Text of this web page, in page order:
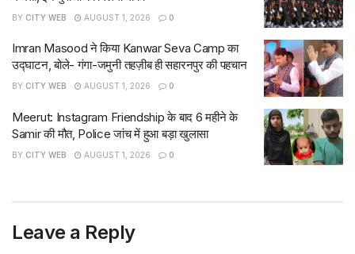
BY CITY WEB AUGUST 1, 2026 0
Imran Masood ने किया Kanwar Seva Camp का
उद्घाटन, बोले- गंगा-जमुनी तहज़ीब ही सहारनपुर की पहचान
BY CITY WEB AUGUST 1, 2026 0
Meerut: Instagram Friendship के बाद 6 महीने के
Samir की मौत, Police जांच में हुआ बड़ा खुलासा
BY CITY WEB AUGUST 1, 2026 0
Leave a Reply